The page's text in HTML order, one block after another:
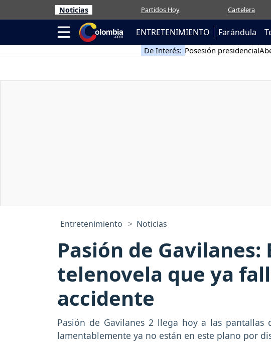
Noticias Partidos Hoy Cartelera
ENTRETENIMIENTO Farándula
De Interés: Posesión presidencial
Entretenimiento Noticias
Pasión de
telenovela que ya
accidente
Pasión de Gavilanes 2 llega hoy a las
lamentablemente ya no están en este plano por